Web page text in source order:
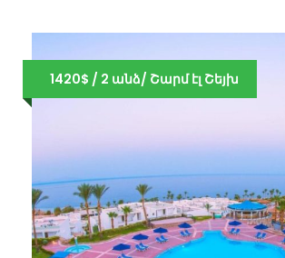
1420$ / 2 անձ/ Շարմ էլ Շեյխ